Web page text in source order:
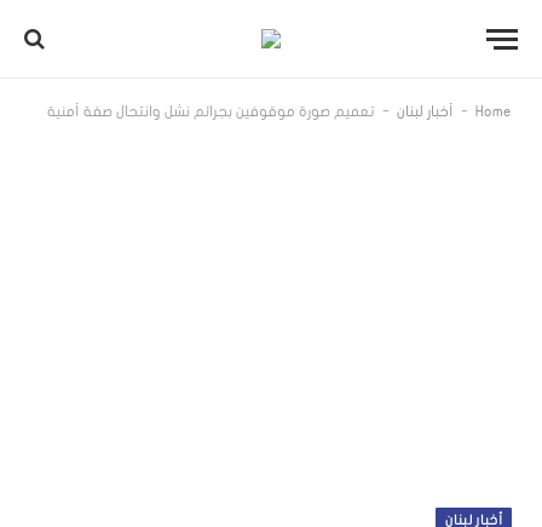
Home
- أخبار لبنان - تعميم صورة موقوفين بجرائم نشل وانتحال صفة أمنية
أخبار لبنان